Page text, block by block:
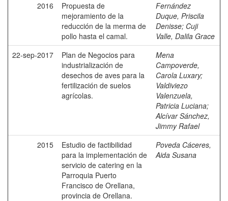
2016
Propuesta de
mejoramiento de la
reducción de la merma de
pollo hasta el camal.
Fernández
Duque, Priscila
Denisse; Cuji
Valle, Dalila Grace
22-sep-2017
Plan de Negocios para
industrialización de
desechos de aves para la
fertilización de suelos
agrícolas.
Mena
Campoverde,
Carola Luxary;
Valdiviezo
Valenzuela,
Patricia Luciana;
Alcívar Sánchez,
Jimmy Rafael
2015
Estudio de factibilidad
para la implementación de
servicio de catering en la
Parroquia Puerto
Francisco de Orellana,
provincia de Orellana.
Poveda Cáceres,
Aida Susana